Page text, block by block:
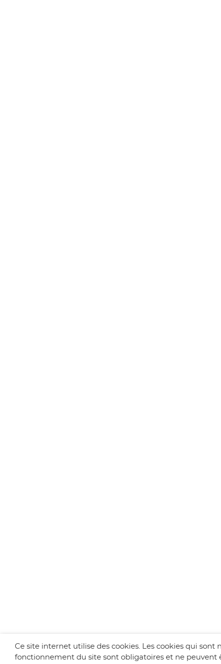
Ce site internet utilise des cookies. Les cookies qui sont
fonctionnement du site sont obligatoires et ne peuvent